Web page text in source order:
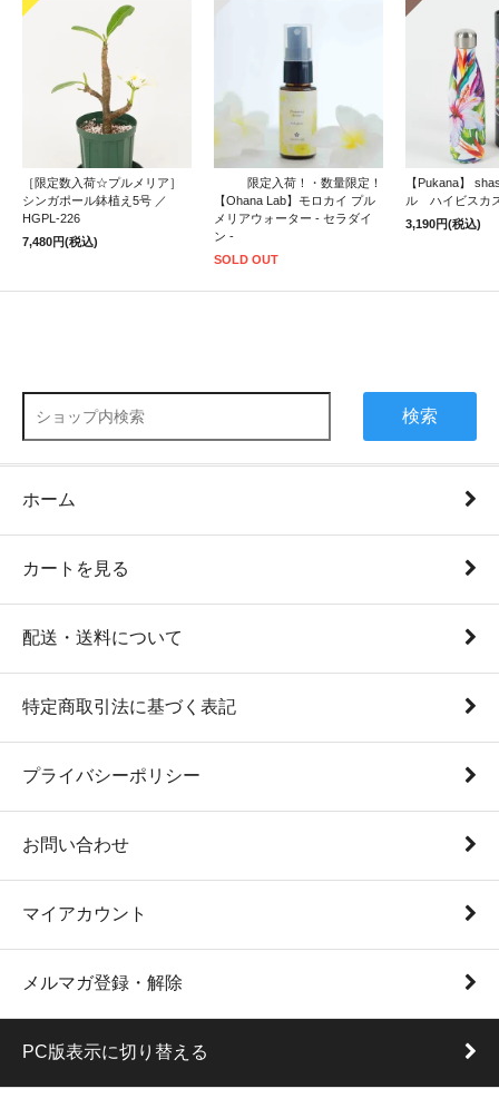
［限定数入荷☆プルメリア］
シンガポール鉢植え5号 ／
HGPL-226
7,480円(税込)
限定入荷！・数量限定！
【Ohana Lab】モロカイ プル
メリアウォーター - セラダイ
ン -
SOLD OUT
【Pukana】
ル ハイビスカ
3,190円(税込)
検索
ホーム
カートを見る
配送・送料について
特定商取引法に基づく表記
プライバシーポリシー
お問い合わせ
マイアカウント
メルマガ登録・解除
PC版表示に切り替える